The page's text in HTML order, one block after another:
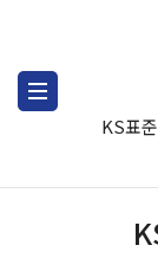
KS표준